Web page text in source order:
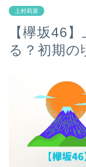
上村莉菜
【欅坂46
る？初期の